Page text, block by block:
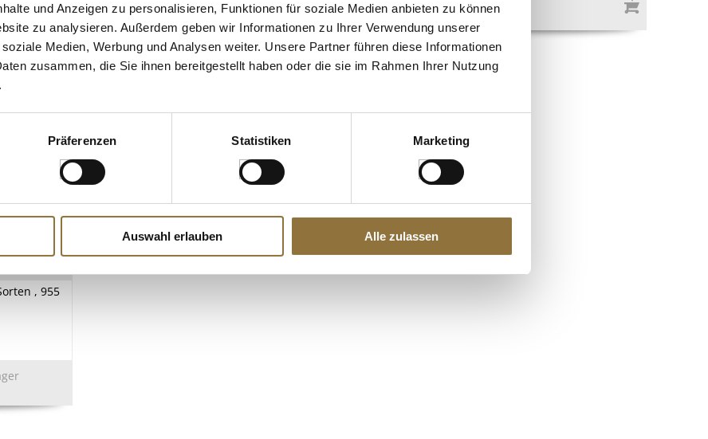
und Anzeigen zu personalisieren, Funktionen für soziale Medien anbieten zu können
zu analysieren. Außerdem geben wir Informationen zu Ihrer Verwendung unserer
Medien, Werbung und Analysen weiter. Unsere Partner führen diese Informationen
zusammen, die Sie ihnen bereitgestellt haben oder die sie im Rahmen Ihrer Nutzung
Präferenzen Statistiken Marketing
Auswahl erlauben Alle zulassen
€ 40,60*/ Liter € 49,13*
, 955